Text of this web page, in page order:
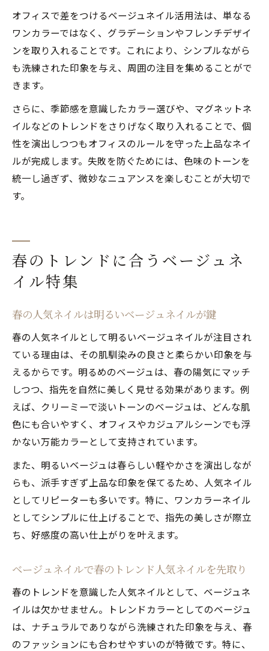
オフィスで差をつけるベージュネイル活用法は、単なる
ワンカラーではなく、グラデーションやフレンチデザイ
ンを取り入れることです。これにより、シンプルながら
も洗練された印象を与え、周囲の注目を集めることがで
きます。
さらに、季節感を意識したカラー選びや、マグネットネ
イルなどのトレンドをさりげなく取り入れることで、個
性を演出しつつもオフィスのルールを守った上品なネイ
ルが完成します。失敗を防ぐためには、色味のトーンを
統一し過ぎず、微妙なニュアンスを楽しむことが大切で
す。
春のトレンドに合うベージュネ
イル特集
春の人気ネイルは明るいベージュネイルが鍵
春の人気ネイルとして明るいベージュネイルが注目され
ている理由は、その肌馴染みの良さと柔らかい印象を与
えるからです。明るめのベージュは、春の陽気にマッチ
しつつ、指先を自然に美しく見せる効果があります。例
えば、クリーミーで淡いトーンのベージュは、どんな肌
色にも合いやすく、オフィスやカジュアルシーンでも浮
かない万能カラーとして支持されています。
また、明るいベージュは春らしい軽やかさを演出しなが
らも、派手すぎず上品な印象を保てるため、人気ネイル
としてリピーターも多いです。特に、ワンカラーネイル
としてシンプルに仕上げることで、指先の美しさが際立
ち、好感度の高い仕上がりを叶えます。
ベージュネイルで春のトレンド人気ネイルを先取り
春のトレンドを意識した人気ネイルとして、ベージュネ
イルは欠かせません。トレンドカラーとしてのベージュ
は、ナチュラルでありながら洗練された印象を与え、春
のファッションにも合わせやすいのが特徴です。特に、